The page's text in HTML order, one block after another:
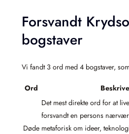
Forsvandt
bogstaver
Vi fandt 3 ord med 4 bogstaver, som
Ord
Døde
Det mest direkte ord for at
forsvandt en persons
metaforisk om ideer,